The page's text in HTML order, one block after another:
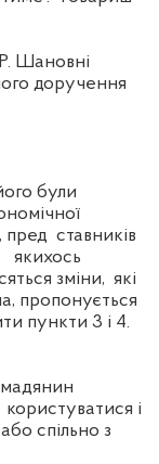
Шановні
доручення
були
ставників
зміни, які
пропонується
пункти 3 і 4.
і
спільно з